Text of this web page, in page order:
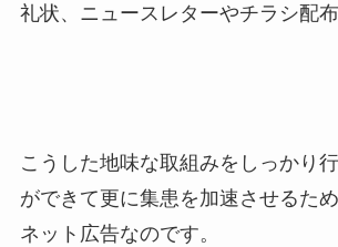
礼状、ニュースレターやチラシ配
こうした地味な取組みをしっかり
ができて更に集患を加速させるた
ネット広告なのです。